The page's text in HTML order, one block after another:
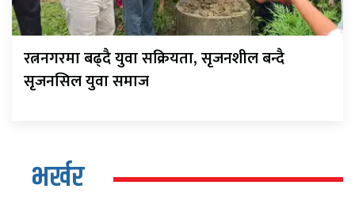
रत्ननगरमा बढ्दै युवा सक्रियता, सृजनशील बन्दै
सृजनसिल युवा समाज
भर्खर